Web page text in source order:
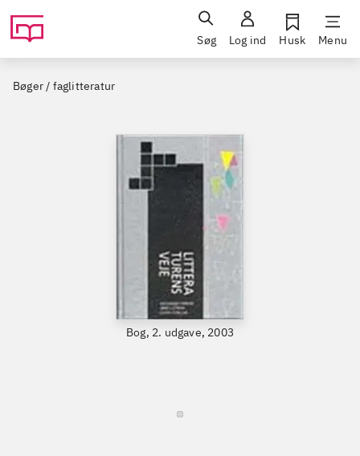
Søg Log ind Husk Menu
Bøger / faglitteratur
Bog, 2. udgave, 2003